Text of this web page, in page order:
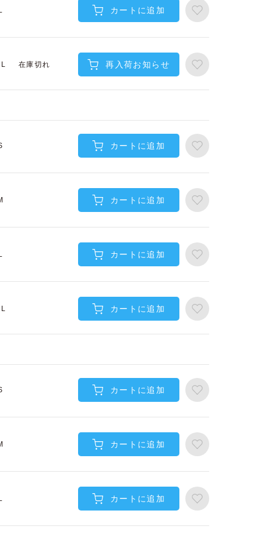
カートに追加
在庫切れ 再入荷お知らせ
カートに追加
カートに追加
カートに追加
カートに追加
カートに追加
カートに追加
カートに追加